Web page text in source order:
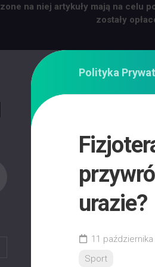
na niej artykuły mają na
zostały
Polityka
urazie?
11 października
Sport